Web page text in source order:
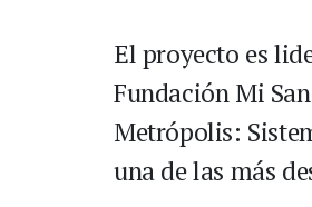
El proyecto es
Fundación Mi
Metrópolis:
una de las más